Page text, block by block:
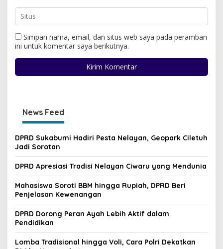
Simpan nama, email, dan situs web saya pada peramban
ini untuk komentar saya berikutnya.
News Feed
DPRD Sukabumi Hadiri Pesta Nelayan, Geopark Ciletuh
Jadi Sorotan
DPRD Apresiasi Tradisi Nelayan Ciwaru yang Mendunia
Mahasiswa Soroti BBM hingga Rupiah, DPRD Beri
Penjelasan Kewenangan
DPRD Dorong Peran Ayah Lebih Aktif dalam
Pendidikan
Lomba Tradisional hingga Voli, Cara Polri Dekatkan